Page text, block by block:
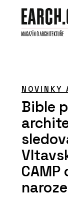
NOVINKY
Bible
CAMP